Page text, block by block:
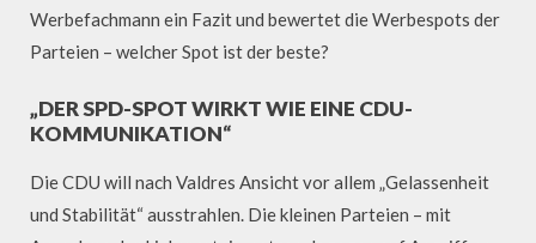
Werbefachmann ein Fazit und bewertet die Werbespots der
Parteien – welcher Spot ist der beste?
„DER SPD-SPOT WIRKT WIE EINE CDU-
KOMMUNIKATION“
Die CDU will nach Valdres Ansicht vor allem „Gelassenheit
und Stabilität“ ausstrahlen. Die kleinen Parteien – mit